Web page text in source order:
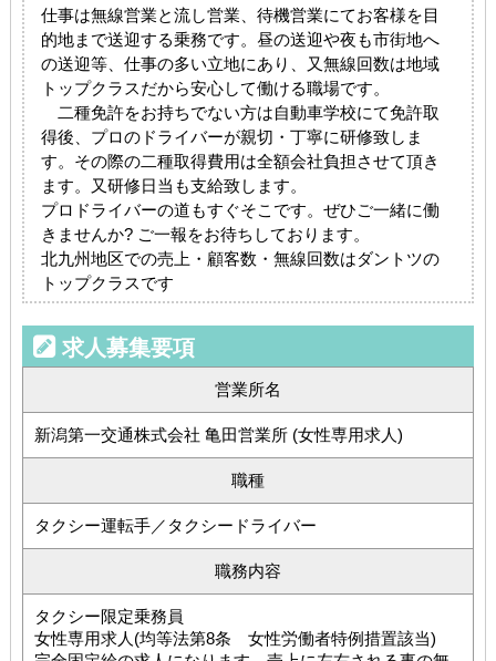
仕事は無線営業と流し営業、待機営業にてお客様を目
的地まで送迎する乗務です。昼の送迎や夜も市街地へ
の送迎等、仕事の多い立地にあり、又無線回数は地域
トップクラスだから安心して働ける職場です。
二種免許をお持ちでない方は自動車学校にて免許取
得後、プロのドライバーが親切・丁寧に研修致しま
す。その際の二種取得費用は全額会社負担させて頂き
ます。又研修日当も支給致します。
プロドライバーの道もすぐそこです。ぜひご一緒に働
きませんか? ご一報をお待ちしております。
北九州地区での売上・顧客数・無線回数はダントツの
トップクラスです
求人募集要項
営業所名
新潟第一交通株式会社 亀田営業所 (女性専用求人)
職種
タクシー運転手／タクシードライバー
職務内容
タクシー限定乗務員
女性専用求人(均等法第8条 女性労働者特例措置該当)